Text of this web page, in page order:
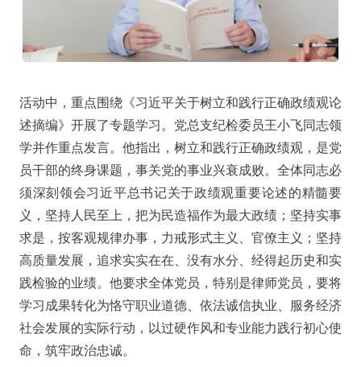
活动中，重点围绕《习近平关于树立和践行正确政绩观论
述摘编》开展了专题学习。党总支纪检委员王小飞同志领
学并作重点发言。他指出，树立和践行正确政绩观，是党
员干部的终身课题，事关党的事业兴衰成败。全体同志必
须深刻领会习近平总书记关于政绩观重要论述的精髓要
义，坚持人民至上，把为民造福作为最大政绩；坚持实事
求是，按客观规律办事，力戒形式主义、官僚主义；坚持
高质量发展，追求实实在在、没有水分、经得起历史和实
践检验的业绩。他要求全体党员，特别是律师党员，要将
学习成果转化为恪守职业道德、依法诚信执业、服务经济
社会发展的实际行动，以过硬作风和专业能力践行初心使
命，筑牢政治忠诚。